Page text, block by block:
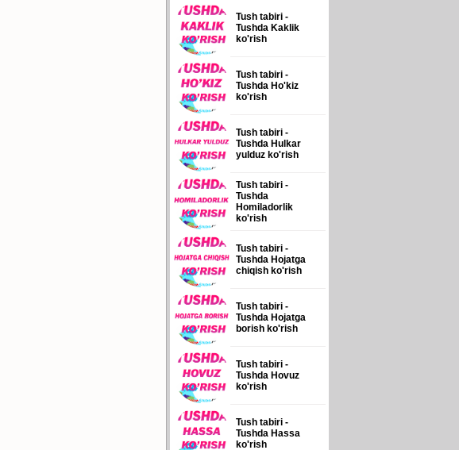
Tush tabiri -
Tushda Kaklik
ko'rish
Tush tabiri -
Tushda Ho'kiz
ko'rish
Tush tabiri -
Tushda Hulkar
yulduz ko'rish
Tush tabiri -
Tushda
Homiladorlik
ko'rish
Tush tabiri -
Tushda Hojatga
chiqish ko'rish
Tush tabiri -
Tushda Hojatga
borish ko'rish
Tush tabiri -
Tushda Hovuz
ko'rish
Tush tabiri -
Tushda Hassa
ko'rish